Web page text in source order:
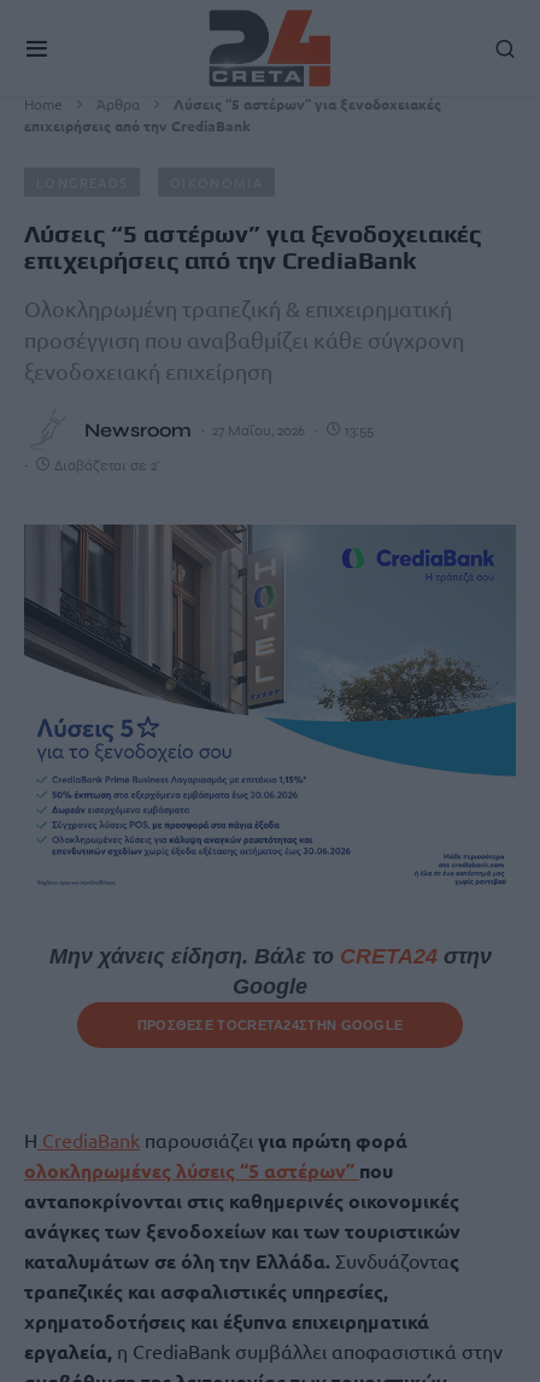
Home Άρθρα
Λύσεις “5 αστέρων” για ξενοδοχειακές
επιχειρήσεις από την CrediaBank
Λύσεις “5 αστέρων” για ξενοδοχειακές
επιχειρήσεις από την CrediaBank
Ολοκληρωμένη τραπεζική & επιχειρηματική
προσέγγιση που αναβαθμίζει κάθε σύγχρονη
ξενοδοχειακή επιχείρηση
Newsroom 27 Μαΐου, 2026 13:55
Διαβάζεται σε 2'
Μην χάνεις είδηση. Βάλε το CRETA24στην
Google
ΠΡΟΣΘΕΣΕ ΤΟCRETA24ΣΤΗΝ GOOGLE
H CrediaBank παρουσιάζει για πρώτη φορά
ολοκληρωμένες λύσεις “5 αστέρων” που
ανταποκρίνονται στις καθημερινές οικονομικές
ανάγκες των ξενοδοχείων και των τουριστικών
καταλυμάτων σε όλη την Ελλάδα. Συνδυάζοντας
τραπεζικές και ασφαλιστικές υπηρεσίες,
χρηματοδοτήσεις και έξυπνα επιχειρηματικά
εργαλεία, η CrediaBank συμβάλλει αποφασιστικά στην